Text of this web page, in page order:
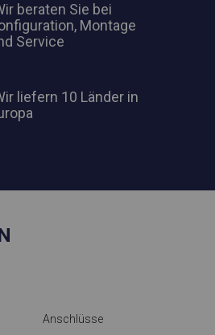
beraten Sie bei
Montage
Service
liefern 10 Länder in
Anschlüsse